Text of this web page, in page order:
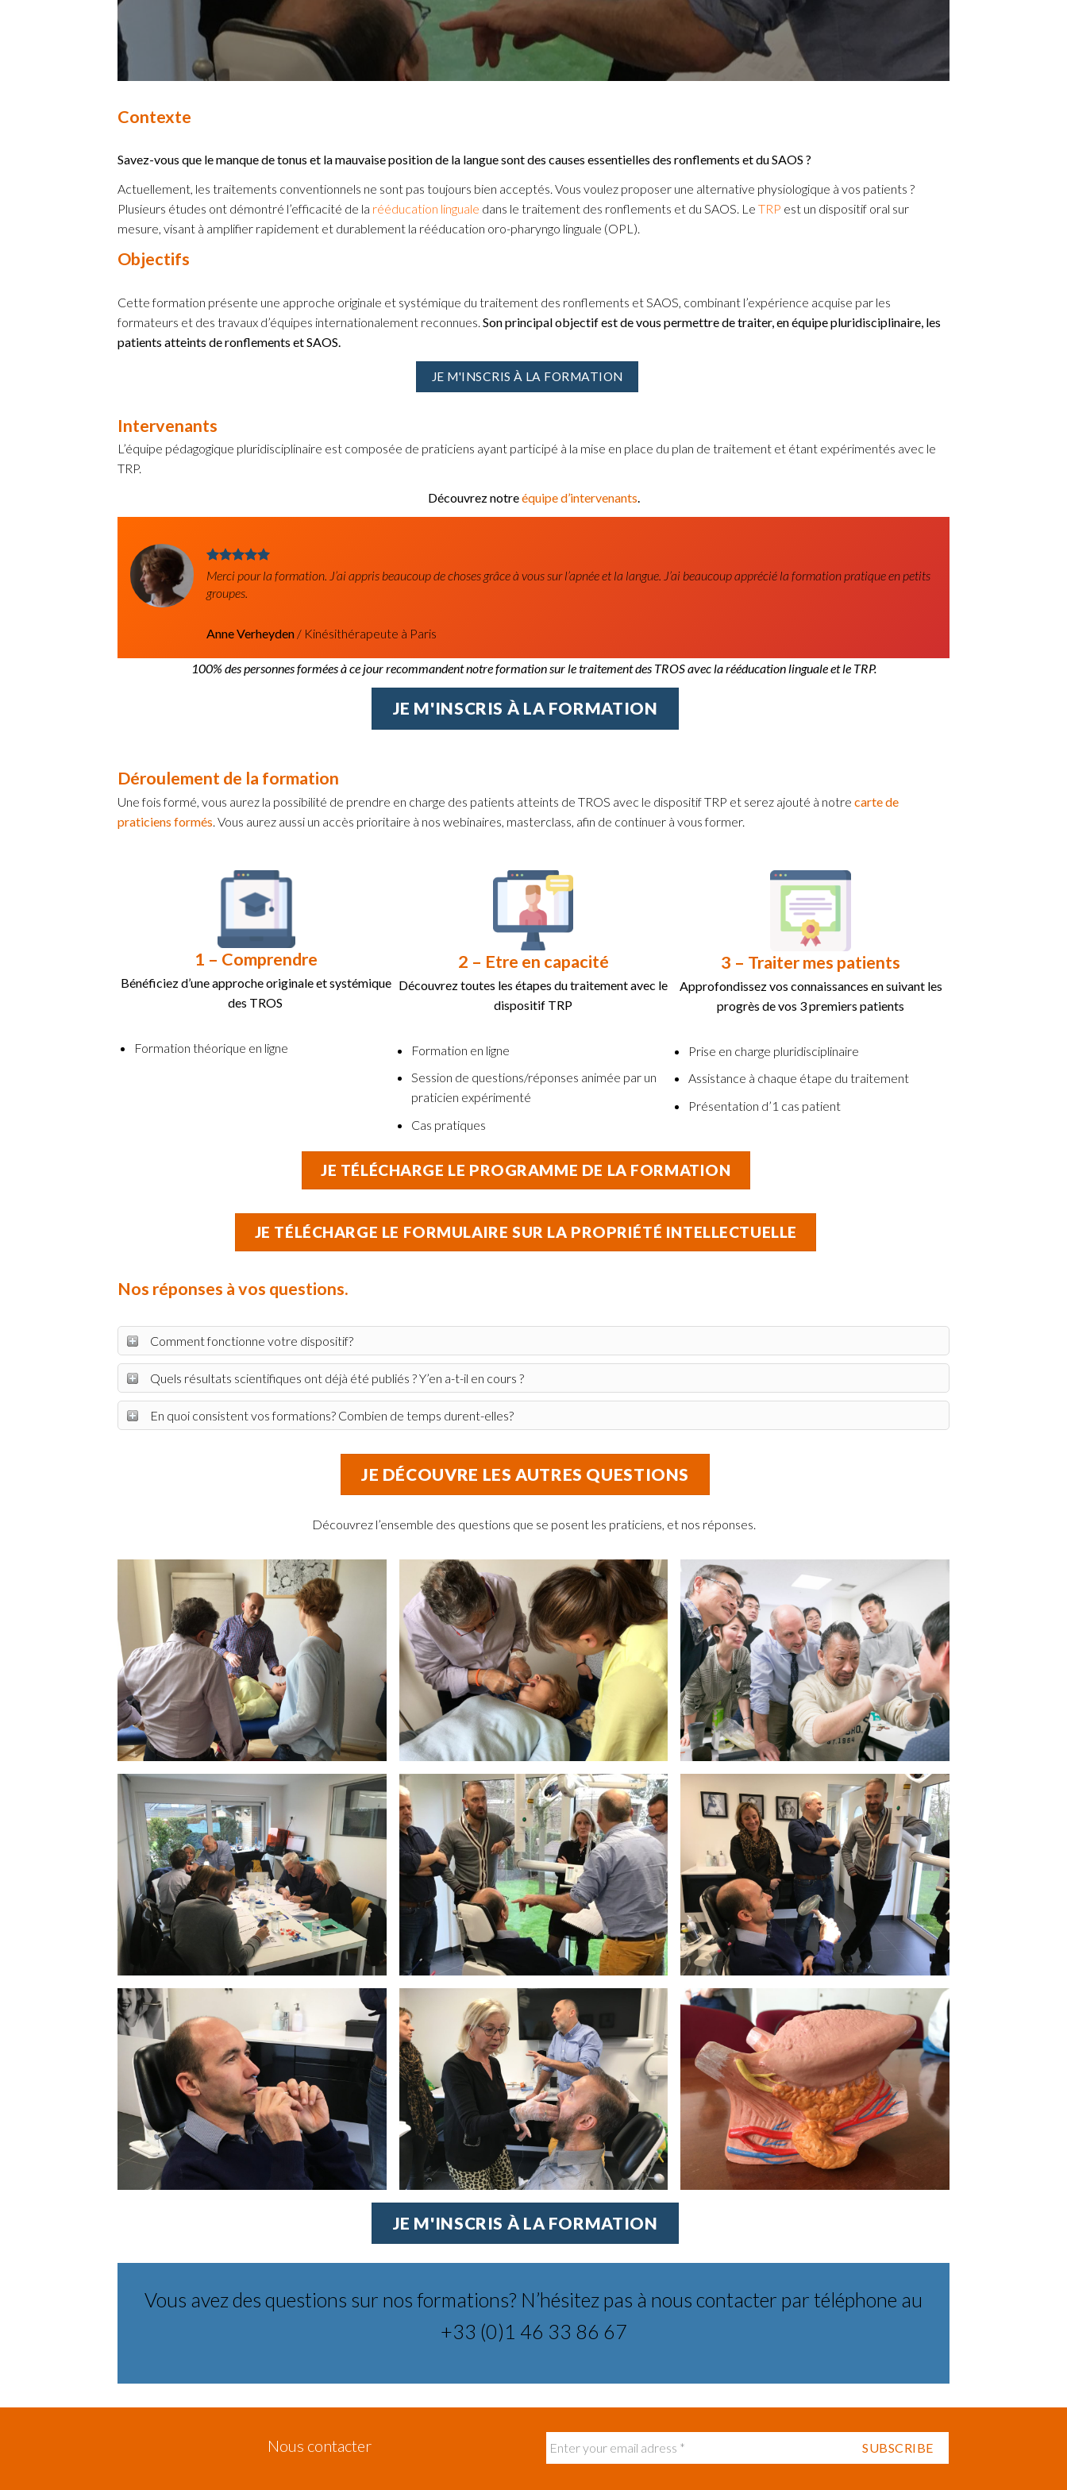
Contexte
Savez-vous que le manque de tonus et la mauvaise position de la langue sont des causes essentielles des ronflements et du SAOS ?
Actuellement, les traitements conventionnels ne sont pas toujours bien acceptés. Vous voulez proposer une alternative physiologique à vos patients ?
Plusieurs études ont démontré l’efficacité de la rééducation linguale dans le traitement des ronflements et du SAOS. Le TRP est un dispositif oral sur
mesure, visant à amplifier rapidement et durablement la rééducation oro-pharyngo linguale (OPL).
Objectifs
Cette formation présente une approche originale et systémique du traitement des ronflements et SAOS, combinant l’expérience acquise par les
formateurs et des travaux d’équipes internationalement reconnues. Son principal objectif est de vous permettre de traiter, en équipe pluridisciplinaire, les
patients atteints de ronflements et SAOS.
JE M'INSCRIS À LA FORMATION
Intervenants
L’équipe pédagogique pluridisciplinaire est composée de praticiens ayant participé à la mise en place du plan de traitement et étant expérimentés avec le
TRP.
Découvrez notreéquipe d’intervenants.
Merci pour la formation. J’ai appris beaucoup de choses grâce à vous sur l’apnée et la langue. J’ai beaucoup apprécié la formation pratique en petits
groupes.
Anne Verheyden / Kinésithérapeute à Paris
100% des personnes formées à ce jour recommandent notre formation sur le traitement des TROS avec la rééducation linguale et le TRP.
JE M'INSCRIS À LA FORMATION
Déroulement de la formation
Une fois formé, vous aurez la possibilité de prendre en charge des patients atteints de TROS avec le dispositif TRP et serez ajouté à notre carte de
praticiens formés. Vous aurez aussi un accès prioritaire à nos webinaires, masterclass, afin de continuer à vous former.
1 – Comprendre
Bénéficiez d’une approche originale et systémique
des TROS
Formation théorique en ligne
2 – Etre en capacité
Découvrez toutes les étapes du traitement avec le
dispositif TRP
Formation en ligne
Session de questions/réponses animée par un
praticien expérimenté
Cas pratiques
3 – Traiter mes patients
Approfondissez vos connaissances en suivant les
progrès de vos 3 premiers patients
Prise en charge pluridisciplinaire
Assistance à chaque étape du traitement
Présentation d’1 cas patient
JE TÉLÉCHARGE LE PROGRAMME DE LA FORMATION
JE TÉLÉCHARGE LE FORMULAIRE SUR LA PROPRIÉTÉ INTELLECTUELLE
Nos réponses à vos questions.
Comment fonctionne votre dispositif?
Quels résultats scientifiques ont déjà été publiés ? Y’en a-t-il en cours ?
En quoi consistent vos formations? Combien de temps durent-elles?
JE DÉCOUVRE LES AUTRES QUESTIONS
Découvrez l’ensemble des questions que se posent les praticiens, et nos réponses.
JE M'INSCRIS À LA FORMATION
Vous avez des questions sur nos formations? N’hésitez pas à nous contacter par téléphone au
+33 (0)1 46 33 86 67
Nous contacter